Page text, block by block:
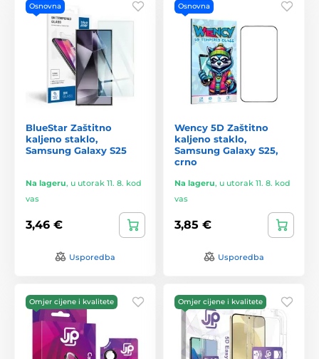
Osnovna
BlueStar Zaštitno
kaljeno staklo,
Samsung Galaxy S25
Na lageru, u utorak 11. 8. kod
vas
3,46 €
Usporedba
Osnovna
Wency 5D Zaštitno
kaljeno staklo,
Samsung Galaxy S25,
crno
Na lageru, u utorak 11. 8. kod
vas
3,85 €
Usporedba
Omjer cijene i kvalitete Omjer cijene i kvalitete